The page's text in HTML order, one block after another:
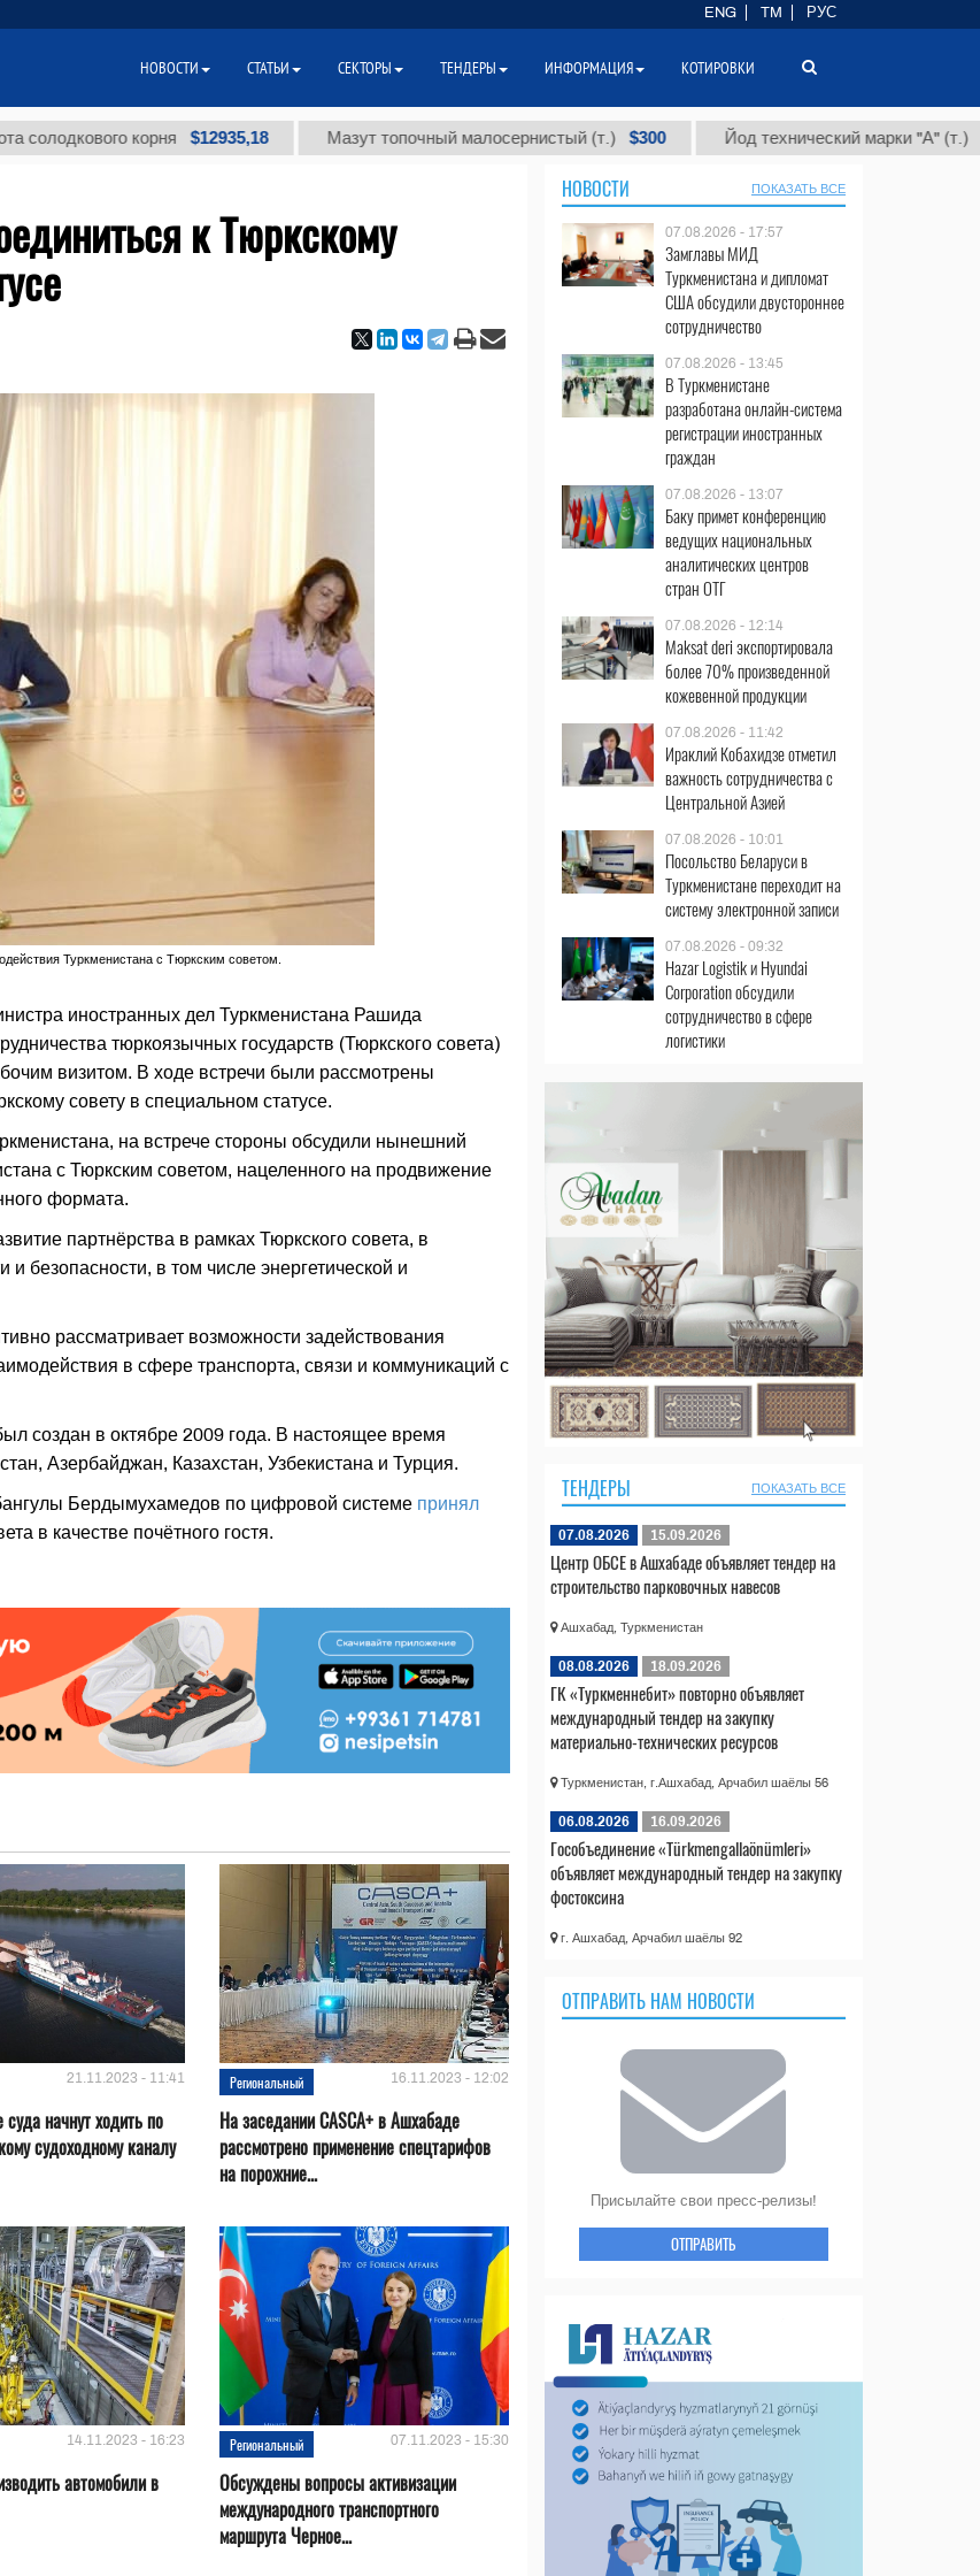
корня $12935,18 Мазут топочный малосернистый (т.) $300 Йод технический марки "А" (т.) $86
к Тюркскому
Туркменистана с Тюркским советом.
иностранных дел Туркменистана Рашида
тюркоязычных государств (Тюркского совета)
визитом. В ходе встречи были рассмотрены
совету в специальном статусе.
на встрече стороны обсудили нынешний
с Тюркским советом, нацеленного на продвижение
формата.
партнёрства в рамках Тюркского совета, в
безопасности, в том числе энергетической и
рассматривает возможности задействования
в сфере транспорта, связи и коммуникаций с
создан в октябре 2009 года. В настоящее время
Азербайджан, Казахстан, Узбекистана и Турция.
Бердымухамедов по цифровой системе принял
в качестве почётного гостя.
21.11.2023 - 11:41
начнут ходить по
судоходному каналу
Региональный 16.11.2023 - 12:02
На заседании CASCA+ в Ашхабаде
рассмотрено применение спецтарифов
на порожние...
14.11.2023 - 16:23
автомобили в
Региональный 07.11.2023 - 15:30
Обсуждены вопросы активизации
международного транспортного
маршрута Черное...
НОВОСТИ ПОКАЗАТЬ ВСЕ
07.08.2026 - 17:57
Замглавы МИД
Туркменистана и дипломат
США обсудили двустороннее
сотрудничество
07.08.2026 - 13:45
В Туркменистане
разработана онлайн-система
регистрации иностранных
граждан
07.08.2026 - 13:07
Баку примет конференцию
ведущих национальных
аналитических центров
стран ОТГ
07.08.2026 - 12:14
Maksat deri экспортировала
более 70% произведенной
кожевенной продукции
07.08.2026 - 11:42
Ираклий Кобахидзе отметил
важность сотрудничества с
Центральной Азией
07.08.2026 - 10:01
Посольство Беларуси в
Туркменистане переходит на
систему электронной записи
07.08.2026 - 09:32
Hazar Logistik и Hyundai
Corporation обсудили
сотрудничество в сфере
логистики
ТЕНДЕРЫ ПОКАЗАТЬ ВСЕ
07.08.2026 15.09.2026
Центр ОБСЕ в Ашхабаде объявляет тендер на
строительство парковочных навесов
Ашхабад, Туркменистан
08.08.2026 18.09.2026
ГК «Туркменнебит» повторно объявляет
международный тендер на закупку
материально-технических ресурсов
Туркменистан, г.Ашхабад, Арчабил шаёлы 56
06.08.2026 16.09.2026
Гособъединение «Türkmengallaönümleri»
объявляет международный тендер на закупку
фостоксина
г. Ашхабад, Арчабил шаёлы 92
ОТПРАВИТЬ НАМ НОВОСТИ
Присылайте свои пресс-релизы!
ОТПРАВИТЬ
ENG TM РУС
НОВОСТИ СТАТЬИ СЕКТОРЫ ТЕНДЕРЫ ИНФОРМАЦИЯ КОТИРОВКИ